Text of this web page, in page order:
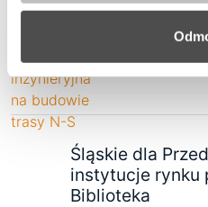
na budowie
Śląskie dla
instytucje rynku
Biblioteka